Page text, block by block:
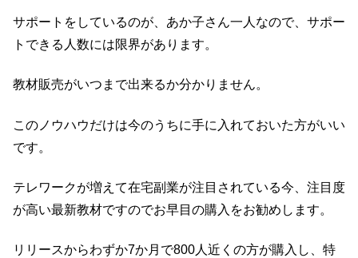
サポートをしているのが、あか子さん一人なので、サポー
トできる人数には限界があります。
教材販売がいつまで出来るか分かりません。
このノウハウだけは今のうちに手に入れておいた方がいい
です。
テレワークが増えて在宅副業が注目されている今、注目度
が高い最新教材ですのでお早目の購入をお勧めします。
リリースからわずか7か月で800人近くの方が購入し、特